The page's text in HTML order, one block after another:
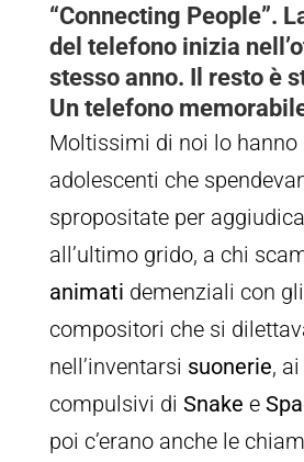
“Connecting People”.
del telefono inizia
stesso anno. Il resto è
Un telefono
Moltissimi di noi lo hanno
adolescenti che
spropositate per
all’ultimo grido, a chi
animati demenziali con
compositori che si
nell’inventarsi suonerie,
compulsivi di Snake e
poi c’erano anche le